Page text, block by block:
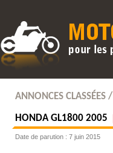
ANNONCES CLASSÉES /
HONDAGL1800 2005
Date de parution : 7 juin 2015